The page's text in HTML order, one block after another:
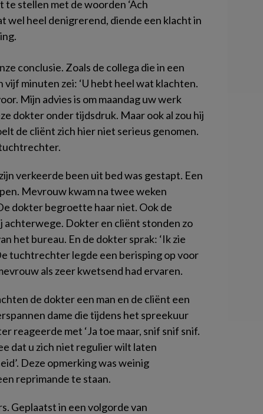
stellen met de woorden ‘Ach
heel denigrerend, diende een klacht in
conclusie. Zoals de collega die in een
minuten zei: ‘U hebt heel wat klachten.
Mijn advies is om maandag uw werk
dokter onder tijdsdruk. Maar ook al zou hij
de cliënt zich hier niet serieus genomen.
verkeerde been uit bed was gestapt. Een
Mevrouw kwam na twee weken
dokter begroette haar niet. Ook de
achterwege. Dokter en cliënt stonden zo
het bureau. En de dokter sprak: ‘Ik zie
tuchtrechter legde een berisping op voor
als zeer kwetsend had ervaren.
de dokter een man en de cliënt een
dame die tijdens het spreekuur
reageerde met ‘Ja toe maar, snif snif snif.
dat u zich niet regulier wilt laten
Deze opmerking was weinig
reprimande te staan.
Geplaatst in een volgorde van